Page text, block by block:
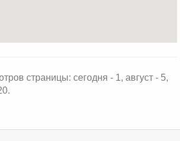
страницы: сегодня - 1, август - 5,